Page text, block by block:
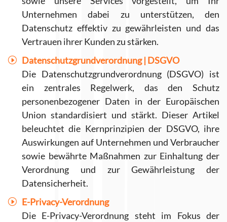
Unternehmen dabei zu unterstützen, den
Datenschutz effektiv zu gewährleisten und das
Vertrauen ihrer Kunden zu stärken.
Datenschutzgrundverordnung | DSGVO
Die Datenschutzgrundverordnung (DSGVO) ist
ein zentrales Regelwerk, das den Schutz
personenbezogener Daten in der Europäischen
Union standardisiert und stärkt. Dieser Artikel
beleuchtet die Kernprinzipien der DSGVO, ihre
Auswirkungen auf Unternehmen und Verbraucher
sowie bewährte Maßnahmen zur Einhaltung der
Verordnung und zur Gewährleistung der
Datensicherheit.
E-Privacy-Verordnung
Die E-Privacy-Verordnung steht im Fokus der